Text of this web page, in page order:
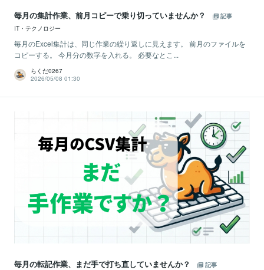
毎月の集計作業、前月コピーで乗り切っていませんか？
記事
IT・テクノロジー
毎月のExcel集計は、同じ作業の繰り返しに見えます。 前月のファイルを
コピーする。 今月分の数字を入れる。 必要なとこ...
らくだ0267
2026/05/08 01:30
毎月の転記作業、まだ手で打ち直していませんか？
記事